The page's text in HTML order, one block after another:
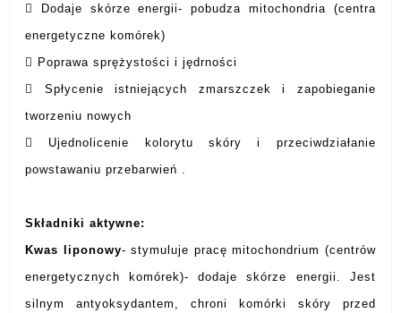
 Dodaje skórze energii- pobudza mitochondria (centra
energetyczne komórek)
 Poprawa sprężystości i jędrności
 Spłycenie istniejących zmarszczek i zapobieganie
tworzeniu nowych
 Ujednolicenie kolorytu skóry i przeciwdziałanie
powstawaniu przebarwień
Składniki aktywne:
Kwas liponowy- stymuluje pracę mitochondrium (centrów
energetycznych komórek)- dodaje skórze energii. Jest
silnym antyoksydantem, chroni komórki skóry przed